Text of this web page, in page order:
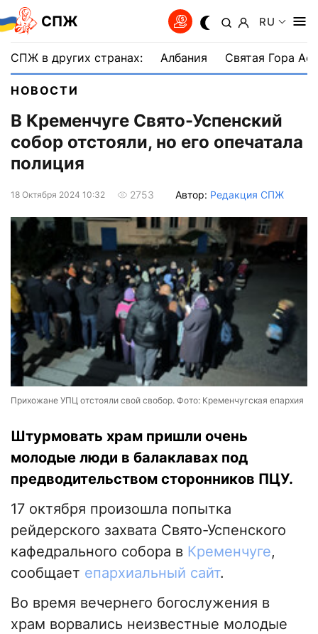
СПЖ RU
СПЖ в других странах: Албания Святая Гора
НОВОСТИ
В Кременчуге Свято-Успенский
собор отстояли, но его опечатала
полиция
18 Октября 2024 10:32 2753 Автор: Редакция СПЖ
Прихожане УПЦ отстояли свой свобор. Фото: Кременчугская епархия
Штурмовать храм пришли очень
молодые люди в балаклавах под
предводительством сторонников ПЦУ.
17 октября произошла попытка
рейдерского захвата Свято-Успенского
кафедрального собора в Кременчуге,
сообщает епархиальный сайт.
Во время вечернего богослужения в
храм ворвались неизвестные молодые